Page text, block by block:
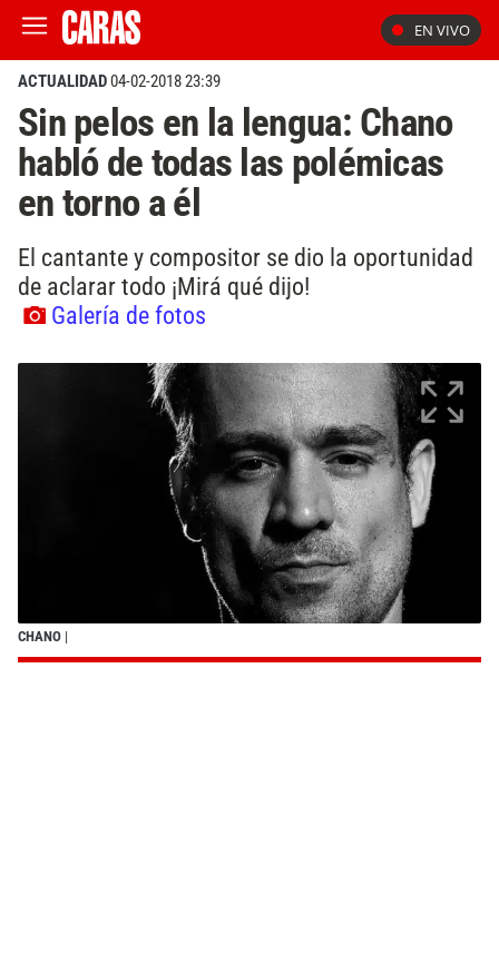
EN VIVO
ACTUALIDAD04-02-2018 23:39
Sin pelos en la lengua: Chano
habló de todas las polémicas
en torno a él
El cantante y compositor se dio la oportunidad
de aclarar todo ¡Mirá qué dijo!
Galería de fotos
CHANO |